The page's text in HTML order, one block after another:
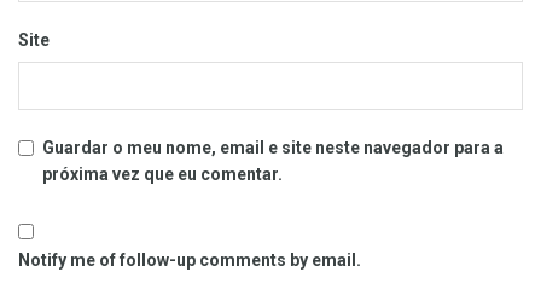
Site
Guardar o meu nome, email e site neste navegador para a
próxima vez que eu comentar.
Notify me of follow-up comments by email.